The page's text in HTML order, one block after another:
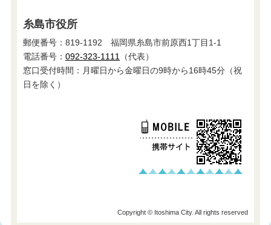
糸島市役所
郵便番号：819-1192 福岡県糸島市前原西1丁目1-1
電話番号： 092-323-1111（代表）
窓口受付時間：月曜日から金曜日の9時から16時45分（祝
日を除く）
Copyright © Itoshima City. All rights reserved